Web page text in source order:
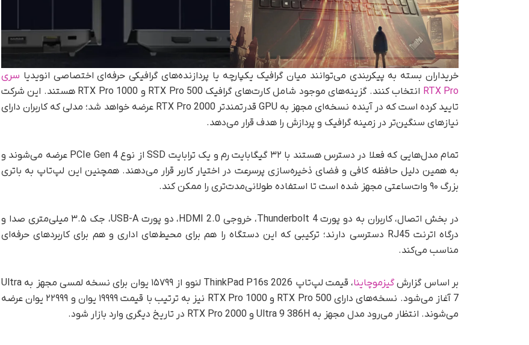
خریداران بسته به پیکربندی می‌توانند میان گرافیک یکپارچه یا پردازنده‌های گرافیکی حرفه‌ای اختصاصی انویدیا سری
RTX Pro
انتخاب کنند. گزینه‌های موجود شامل کارت‌های گرافیک RTX Pro 500 و RTX Pro 1000 هستند. این شرکت
تایید کرده است که در آینده نسخه‌ای مجهز به GPU قدرتمندتر RTX Pro 2000 عرضه خواهد شد؛ مدلی که کاربران دارای
نیازهای سنگین‌تر در زمینه گرافیک و پردازش را هدف قرار می‌دهد.
تمام مدل‌هایی که فعلا در دسترس هستند با ۳۲ گیگابایت رم و یک ترابایت SSD از نوع PCIe Gen 4 عرضه می‌شوند و
به همین دلیل حافظه کافی و فضای ذخیره‌سازی پرسرعت در اختیار کاربر قرار می‌دهند. همچنین این لپ‌تاپ به باتری
بزرگ ۹۰ وات‌ساعتی مجهز شده است تا استفاده طولانی‌مدت‌تری را ممکن کند.
در بخش اتصال، کاربران به دو پورت Thunderbolt 4، خروجی HDMI 2.0، دو پورت USB-A، جک ۳.۵ میلی‌متری صدا و
درگاه اترنت RJ45 دسترسی دارند؛ ترکیبی که این دستگاه را هم برای محیط‌های اداری و هم برای کاربردهای حرفه‌ای
مناسب می‌کند.
بر اساس گزارشگیزموچاینا
، قیمت لپ‌تاپ ThinkPad P16s 2026 لنوو از ۱۵۷۹۹ یوان برای نسخه لمسی مجهز به Ultra
7 آغاز می‌شود. نسخه‌های دارای RTX Pro 500 و RTX Pro 1000 نیز به ترتیب با قیمت ۱۹۹۹۹ یوان و ۲۲۹۹۹ یوان عرضه
می‌شوند. انتظار می‌رود مدل مجهز به Ultra 9 386H و RTX Pro 2000 در تاریخ دیگری وارد بازار شود.